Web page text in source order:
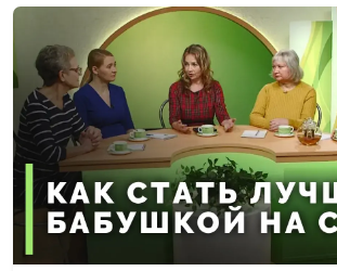
консультант
Управление личными
финансами
Анна
Ягненкова,
специалист
финансовому
менеджменту
Как управлять своим
временем?
Анна
Ягненкова,